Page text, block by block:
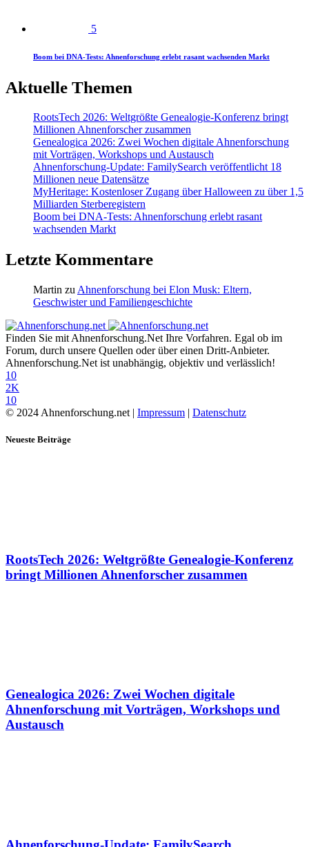
5
Boom bei DNA-Tests: Ahnenforschung erlebt rasant wachsenden Markt
Aktuelle Themen
RootsTech 2026: Weltgrößte Genealogie-Konferenz bringt
Millionen Ahnenforscher zusammen
Genealogica 2026: Zwei Wochen digitale Ahnenforschung
mit Vorträgen, Workshops und Austausch
Ahnenforschung-Update: FamilySearch veröffentlicht 18
Millionen neue Datensätze
MyHeritage: Kostenloser Zugang über Halloween zu über 1,5
Milliarden Sterberegistern
Boom bei DNA-Tests: Ahnenforschung erlebt rasant
wachsenden Markt
Letzte Kommentare
Martin zu Ahnenforschung bei Elon Musk: Eltern,
Geschwister und Familiengeschichte
Finden Sie mit Ahnenforschung.Net Ihre Vorfahren. Egal ob im
Forum, durch unsere Quellen oder über einen Dritt-Anbieter.
Ahnenforschung.Net ist unabhängig, objektiv und verlässlich!
10
2K
10
© 2024 Ahnenforschung.net | Impressum | Datenschutz
Neueste Beiträge
RootsTech 2026: Weltgrößte Genealogie-Konferenz
bringt Millionen Ahnenforscher zusammen
Genealogica 2026: Zwei Wochen digitale
Ahnenforschung mit Vorträgen, Workshops und
Austausch